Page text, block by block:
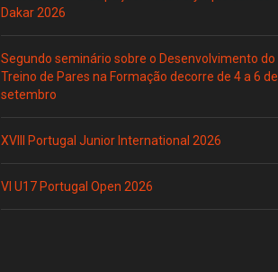
Dakar 2026
Segundo seminário sobre o Desenvolvimento do
Treino de Pares na Formação decorre de 4 a 6 de
setembro
XVIII Portugal Junior International 2026
VI U17 Portugal Open 2026